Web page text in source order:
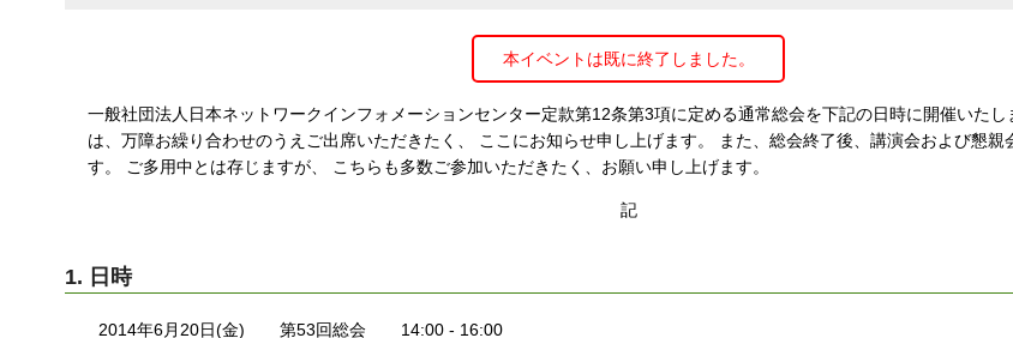
本イベントは既に終了しました。
一般社団法人日本ネットワークインフォメーションセンター定款第12条第3項に定める通常総会を下記の日時に開催いたし
は、万障お繰り合わせのうえご出席いただきたく、 ここにお知らせ申し上げます。 また、総会終了後、講演会および懇親
す。 ご多用中とは存じますが、 こちらも多数ご参加いただきたく、お願い申し上げます。
記
1. 日時
2014年6月20日(金) 第53回総会
14:00 - 16:00